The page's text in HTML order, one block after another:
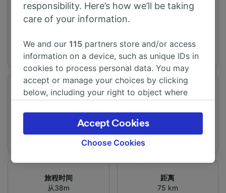
首班车
06:07
末班车
出发站
Frosinone
到达站
罗马特米尼
旅程时间
从38m
距离
75 km
responsibility. Here’s how we’ll be taking
care of your information.
We and our115 partners store and/or access
information on a device, such as unique IDs in
cookies to process personal data. You may
accept or manage your choices by clicking
below, including your right to object where
the privacy policy page. These choices will be
signaled to our partners and will not affect
browsing data. Your data will not be used for
track you.
We and our partners process data to provide:
Choose Cookies
Accept Cookies